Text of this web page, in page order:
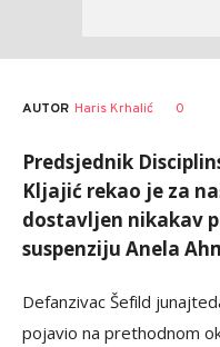
AUTOR Haris Krhalić 0
Predsjednik
Kljajić rekao je za
dostavljen nikakav
suspenziju Anela
Defanzivac Šefild
pojavio na prethodnom